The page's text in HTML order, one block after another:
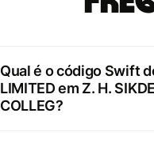
Qual é o código Swift
LIMITED em Z. H.
COLLEG?